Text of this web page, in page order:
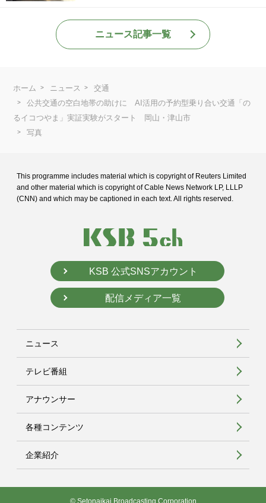
ニュース記事一覧
ホーム ニュース
交通
公共交通の空白地帯の助けに AI活用の予約型乗り合い交通「の
るイコつやま」実証実験がスタート 岡山・津山市
写真
This programme includes material which is copyright of Reuters Limited
and other material which is copyright of Cable News Network LP, LLLP
(CNN) and which may be captioned in each text. All rights reserved.
KSB 公式SNSアカウント
配信メディア一覧
ニュース
テレビ番組
アナウンサー
各種コンテンツ
企業紹介
© Setonaikai Broadcasting Corporation